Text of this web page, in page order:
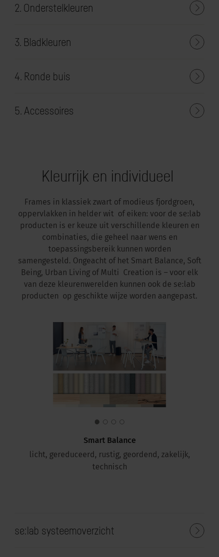
2. Onderstelkleuren
3. Bladkleuren
4. Ronde buis
5. Accessoires
Kleurrijk en individueel
Frames in klassiek zwart of modieus fjordgroen,
oppervlakken in helder wit of eiken: voor de se:lab
producten is er keuze uit verschillende kleuren en
combinaties, die geheel naar wens en
toepassingsbereik kunnen worden
samengesteld. Ongeacht of het Smart Balance, Soft
Being, Urban Living of Multi Creation is – voor elk
van deze kleurenwerelden kunnen ook de se:lab
producten op geschikte wijze worden aangepast.
Smart Balance
licht, gereduceerd, rustig, geordend, zakelijk,
technisch
se:lab systeemoverzicht